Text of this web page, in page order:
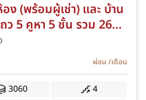
ง (พร้อมผู้เช่า) และ บ้าน
5 คูหา 5 ชั้น รวม 267
ซอยสรงประภา 30
1 ใกล้สนามบิน
มาน SU
ผ่อน /เดือน
3060
4